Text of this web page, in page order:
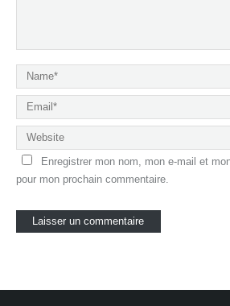
Enregistrer mon nom, mon e-mail et
pour mon prochain commentaire.